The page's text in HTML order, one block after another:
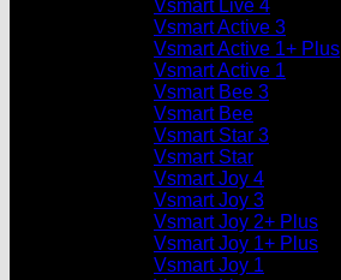
Vsmart Live 4
Vsmart Active 3
Vsmart Active 1+ Plus
Vsmart Active 1
Vsmart Bee 3
Vsmart Bee
Vsmart Star 3
Vsmart Star
Vsmart Joy 4
Vsmart Joy 3
Vsmart Joy 2+ Plus
Vsmart Joy 1+ Plus
Vsmart Joy 1